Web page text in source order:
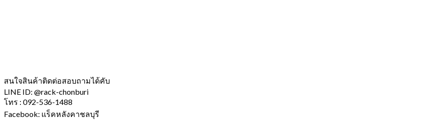
สนใจสินค้าติดต่อสอบถามได้คับ
LINE ID: @rack-chonburi
โทร : 092-536-1488
Facebook: แร็คหลังคาชลบุรี